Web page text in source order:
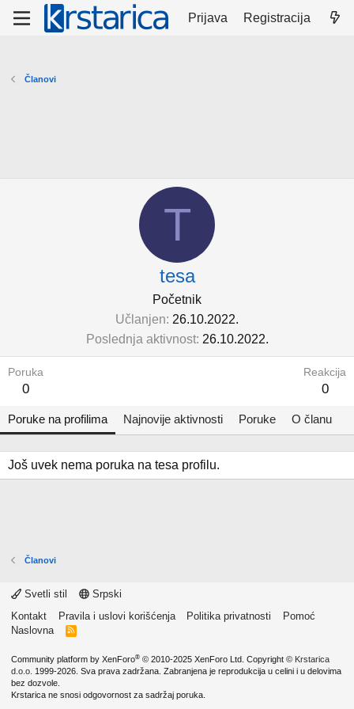
Prijava Registracija
Članovi
T
tesa
Početnik
Učlanjen 26.10.2022.
Poslednja aktivnost 26.10.2022.
Poruka
0
Reakcija
0
Poruke na profilima Najnovije aktivnosti Poruke O članu
Još uvek nema poruka na tesa profilu.
Članovi
Svetli stil
Srpski
Kontakt
Pravila i uslovi korišćenja Politika privatnosti
Pomoć
Naslovna
R
Community platform by XenForo® © 2010-2025 XenForo Ltd. Copyright © Krstarica
d.o.o. 1999-2026. Sva prava zadržana. Zabranjena je reprodukcija u celini i u delovima
bez dozvole.
Krstarica ne snosi odgovornost za sadržaj poruka.